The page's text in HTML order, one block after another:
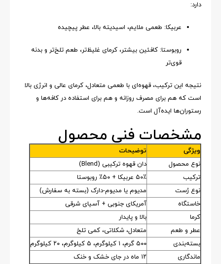
دارد:
عربیکا: طعمی ملایم، اسیدیته بالا، عطر پیچیده
روبوستا: کافئین بیشتر، کرمای غلیظ‌تر، طعم تلخ‌تر و بدنه
قوی‌تر
نتیجه این ترکیب، قهوه‌ای با طعمی متعادل، کرمای عالی و انرژی بالا
است که هم برای مصرف روزانه و هم برای استفاده در کافه‌ها و
رستوران‌ها ایده‌آل است.
مشخصات فنی محصول
ویژگی
توضیحات
نوع محصول
دان قهوه ترکیبی (Blend)
ترکیب
۵۰٪ عربیکا + ۵۰٪ روبوستا
نوع رُست
مدیوم یا مدیوم-دارک (بسته به سفارش)
خاستگاه
آمریکای جنوبی + آسیای شرقی
کرما
بالا و پایدار
عطر و طعم
متعادل، شکلاتی، کمی تلخ
بسته‌بندی
۵۰۰ گرم، ۱ کیلوگرم، ۵ کیلوگرم، ۲۰ کیلوگرم
ماندگاری
۱۲ ماه در جای خشک و خنک